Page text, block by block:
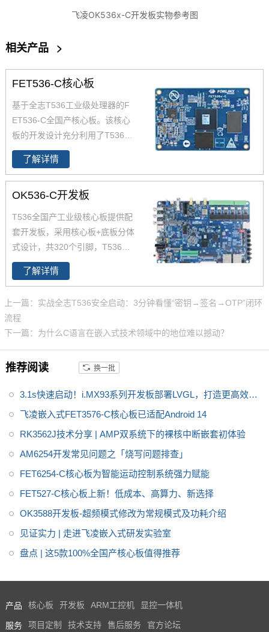
飞凌OK536x-C开发板实物参考图
相关产品 >
FET536-C核心板
基于全志T536工业级处理器的F
ET536-C全国产核心板。该核心
板的开发设计充分利用了T536处
理器的性能优势。T536处理器的
主频为1.6GHz，集成了四核Cort
ex-A55以及64位玄铁E907 RISC
-V MCU，能够提供高效的计算能
力。此外，T536还支持2TOPS
NPU、安全启动、国密算法IP、
全通路ECC、AMP、Linux-RT等
接口，包括USB、SDIO、UAR
T、SPI、CAN-FD、以太网、AD
C（模数转换器）、LocalBus
等，以满足不同应用场景的需求
了解详情
OK536-C开发板
T536全国产工业级核心板提供配
套开发板，采用核心板+底板分体
式设计，共320个引脚，T536开
发板采用4个80Pin板对板连接器
的方式将处理器的功能引脚以最
功能做了深度优化，T536开发板
方便用户二次开发的同时简化用
户设计，为您的项目提供良好的
评估及设计依据。
了解详情
上一篇：实战全志T536安全启动：3分钟看懂“密钥→签名→OTP”闭环
流程
下一篇：为什么C语言在嵌入式技术领域中的地位难以撼动？
推荐阅读 换一批
3.1s快速启动！i.MX93系列开发板部署LVGL，打造更高效的
GUI
飞凌嵌入式FET3576-C核心板已适配Android 14
RK3562J技术分享 | AMP双系统下的裸核中断嵌套初体验
AM6254开发常见问题之「烧写问题排查」
FET6254-C核心板为智能运动控制系统强力赋能
FET527-C核心板上新！低成本、高算力、新选择
OK3588开发板-超频模式修改为常规模式及功耗介绍
见证实力 | 走进飞凌嵌入式研发实验室
盘点 | 这5款100%全国产核心板值得推荐
产品 核心板 开发板 ARM工控机 显控一体机
服务 项目定制 技术支持 售后服务 官方论坛